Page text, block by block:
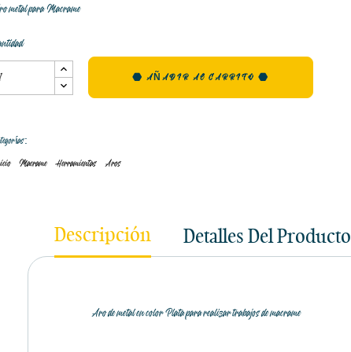
metal para Macrame
AÑADIR AL CARRITO
Macrame Herramientas Aros
Descripción Detalles Del Producto
Aro de metal en color Plata para realizar trabajos de macrame